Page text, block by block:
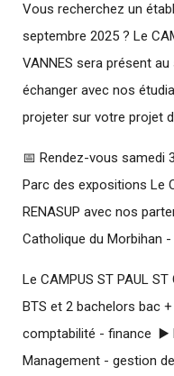
Vous recherchez un
septembre 2025 ? Le
VANNES sera présent
échanger avec nos
projeter sur votre projet
📅 Rendez-vous samedi
Parc des expositions Le
RENASUP avec nos
Catholique du Morbihan -
Le CAMPUS ST PAUL
BTS et 2 bachelors bac
comptabilité - finance ▶️
Management - gestion